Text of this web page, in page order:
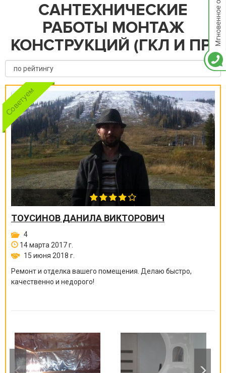
САНТЕХНИЧЕСКИЕ
РАБОТЫ МОНТАЖ
КОНСТРУКЦИЙ (ГКЛ И ПР)
ТОУСИНОВ ДАНИЛА ВИКТОРОВИЧ
4
14 марта 2017 г.
15 июня 2018 г.
Ремонт и отделка вашего помещения. Делаю быстро,
качественно и недорого!